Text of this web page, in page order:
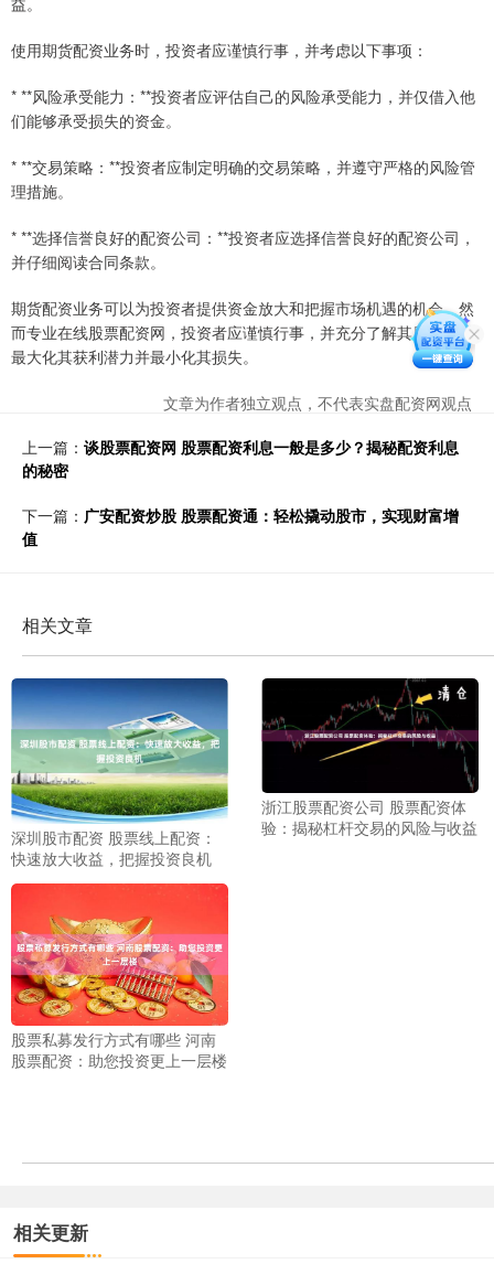
使用期货配资业务时，投资者应谨慎行事，并考虑以下事项：
* **风险承受能力：**投资者应评估自己的风险承受能力，并仅借入他
们能够承受损失的资金。
* **交易策略：**投资者应制定明确的交易策略，并遵守严格的风险管
理措施。
* **选择信誉良好的配资公司：**投资者应选择信誉良好的配资公司，
并仔细阅读合同条款。
期货配资业务可以为投资者提供资金放大和把握市场机遇的机会。然
而专业在线股票配资网，投资者应谨慎行事，并充分了解其风险，以
最大化其获利潜力并最小化其损失。
文章为作者独立观点，不代表实盘配资网观点
上一篇： 谈股票配资网 股票配资利息一般是多少？揭秘配资利息
的秘密
下一篇： 广安配资炒股 股票配资通：轻松撬动股市，实现财富增
值
相关文章
深圳股市配资 股票线上配资：
快速放大收益，把握投资良机
浙江股票配资公司 股票配资体
验：揭秘杠杆交易的风险与收益
股票私募发行方式有哪些 河南
股票配资：助您投资更上一层楼
相关更新